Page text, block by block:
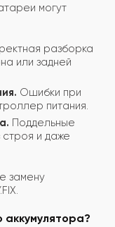
могут
разборка
или задней
Ошибки при
питания.
Поддельные
строя и даже
замену
аккумулятора?